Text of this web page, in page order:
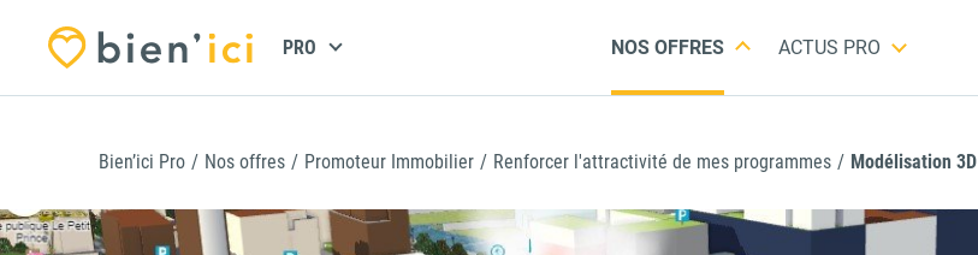
PRO NOS OFFRES ACTUS PRO
Promoteur
immobilier
Bien’ici Pro / Nos offres / Promoteur Immobilier / Renforcer l'attractivité de mes programmes / Modélisation 3D